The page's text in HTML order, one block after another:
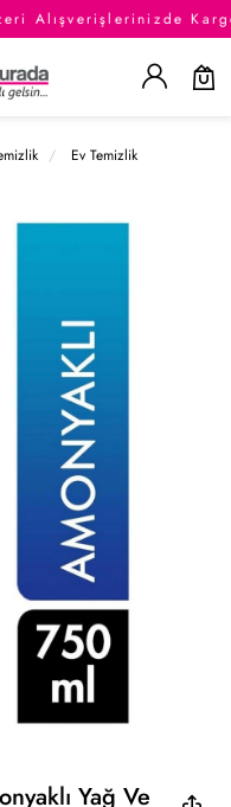
Alışverişlerinizde Kargo
Ev Temizlik
Yağ Ve